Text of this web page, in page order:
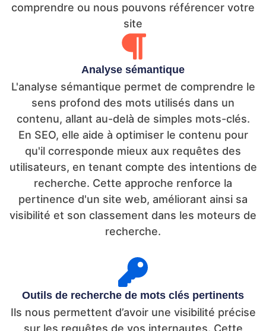
comprendre ou nous pouvons référencer votre
site
Analyse sémantique
L'analyse sémantique permet de comprendre le
sens profond des mots utilisés dans un
contenu, allant au-delà de simples mots-clés.
En SEO, elle aide à optimiser le contenu pour
qu'il corresponde mieux aux requêtes des
utilisateurs, en tenant compte des intentions de
recherche. Cette approche renforce la
pertinence d'un site web, améliorant ainsi sa
visibilité et son classement dans les moteurs de
recherche.
Outils de recherche de mots clés pertinents
Ils nous permettent d’avoir une visibilité précise
sur les requêtes de vos internautes. Cette